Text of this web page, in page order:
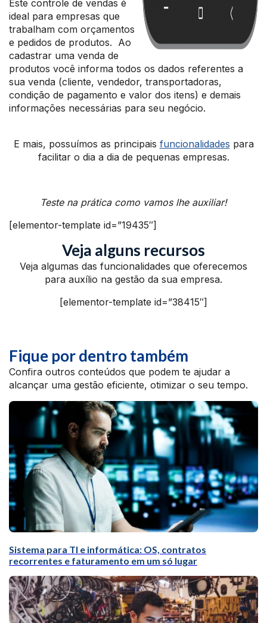
Este controle de vendas é
ideal para empresas que
trabalham com orçamentos
e pedidos de produtos. Ao
cadastrar uma venda de
produtos você informa todos os dados referentes a
sua venda (cliente, vendedor, transportadoras,
condição de pagamento e valor dos itens) e demais
informações necessárias para seu negócio.
E mais, possuímos as principais funcionalidades para
facilitar o dia a dia de pequenas empresas.
Teste na prática como vamos lhe auxiliar!
[elementor-template id=”19435″]
Veja alguns recursos
Veja algumas das funcionalidades que oferecemos
para auxílio na gestão da sua empresa.
[elementor-template id=”38415″]
Fique por dentro também
Confira outros conteúdos que podem te ajudar a
alcançar uma gestão eficiente, otimizar o seu tempo.
Sistema para TI e informática: OS, contratos
recorrentes e faturamento em um só lugar